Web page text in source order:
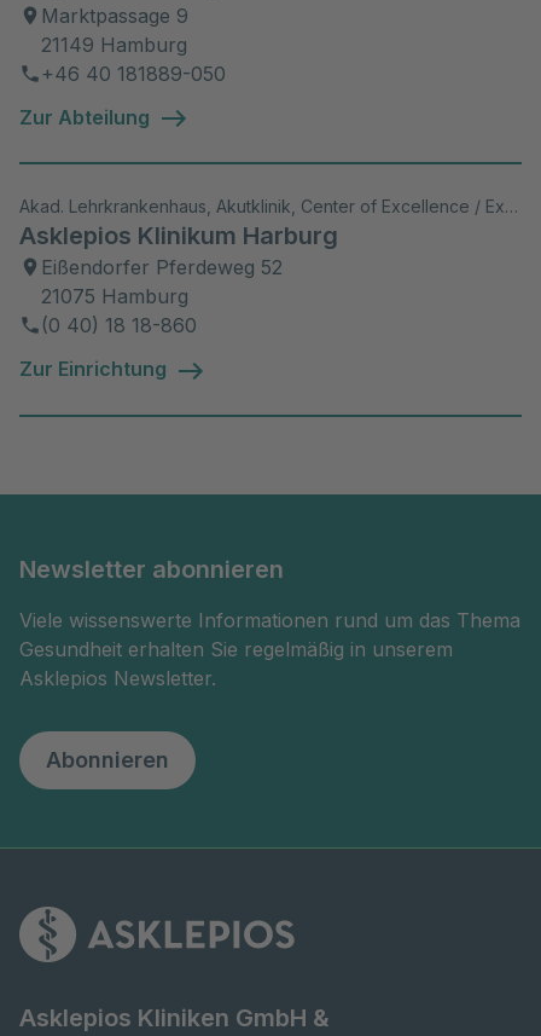
Marktpassage 9
21149 Hamburg
+46 40 181889-050
Zur Abteilung
Akad. Lehrkrankenhaus, Akutklinik, Center of Excellence / Exzellenzzentrum, Psychosomatik/Psychiatrie
Asklepios Klinikum Harburg
Eißendorfer Pferdeweg 52
21075 Hamburg
(0 40) 18 18-860
Zur Einrichtung
Newsletter abonnieren
Viele wissenswerte Informationen rund um das Thema
Gesundheit erhalten Sie regelmäßig in unserem
Asklepios Newsletter.
Abonnieren
Asklepios Kliniken GmbH &